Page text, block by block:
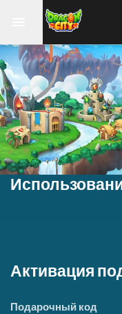
Активация
Подарочный код